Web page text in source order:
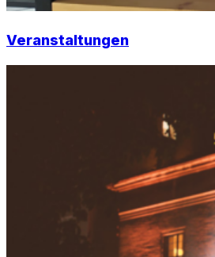
Veranstaltungen